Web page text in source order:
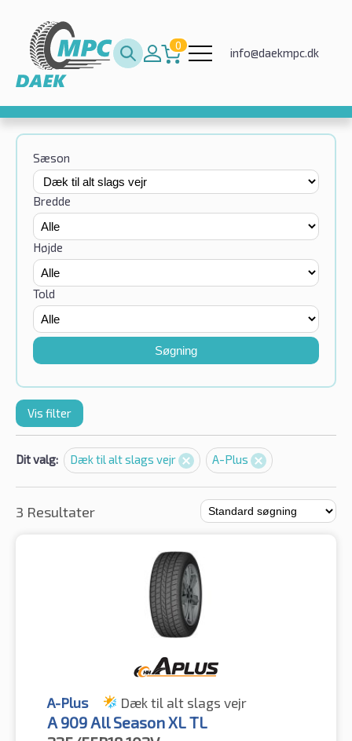
0
info@daekmpc.dk
Sæson
Bredde
Højde
Told
Søgning
Vis filter
Dit valg: Dæk til alt slags vejr A-Plus
3 Resultater
A-Plus Dæk til alt slags vejr
A 909 All Season XL TL